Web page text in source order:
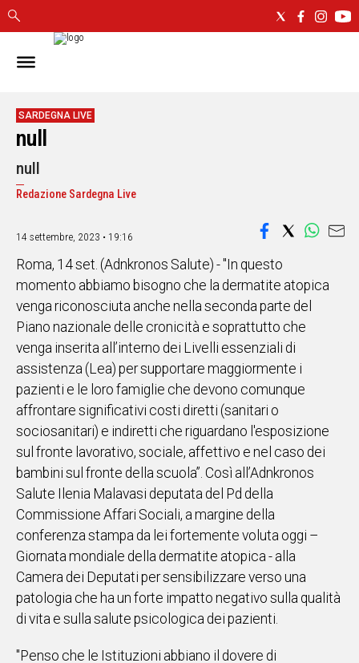
IN
CAGLIARI
SASSARI
ORISTANO
SULCIS
OGLIASTRA
MEDIO
CAMPIDANO
ALTRE
NOTIZIE
POLITICA
ITALIA
NEL
MONDO
SPORT
EVENTI
STORIE
VIDEO
SARDEGNA LIVE
null
null
Redazione Sardegna Live
14 settembre, 2023 • 19:16
Roma, 14 set. (Adnkronos Salute) - "In questo
momento abbiamo bisogno che la dermatite atopica
venga riconosciuta anche nella seconda parte del
Piano nazionale delle cronicità e soprattutto che
venga inserita all’interno dei Livelli essenziali di
assistenza (Lea) per supportare maggiormente i
pazienti e le loro famiglie che devono comunque
affrontare significativi costi diretti (sanitari o
sociosanitari) e indiretti che riguardano l'esposizione
sul fronte lavorativo, sociale, affettivo e nel caso dei
bambini sul fronte della scuola”. Così all’Adnkronos
Salute Ilenia Malavasi deputata del Pd della
Commissione Affari Sociali, a margine della
conferenza stampa da lei fortemente voluta oggi –
Giornata mondiale della dermatite atopica - alla
Camera dei Deputati per sensibilizzare verso una
patologia che ha un forte impatto negativo sulla qualità
di vita e sulla salute psicologica dei pazienti.
"Penso che le Istituzioni abbiano il dovere di